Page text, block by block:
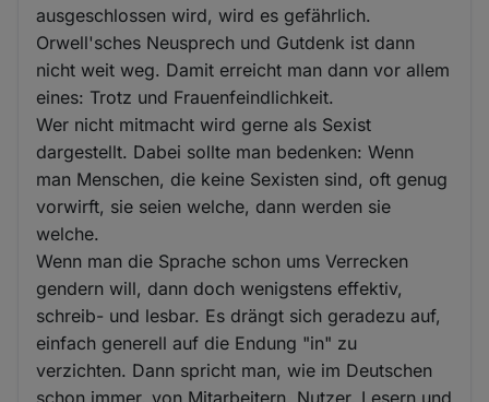
ausgeschlossen wird, wird es gefährlich.
Orwell'sches Neusprech und Gutdenk ist dann
nicht weit weg. Damit erreicht man dann vor allem
eines: Trotz und Frauenfeindlichkeit.
Wer nicht mitmacht wird gerne als Sexist
dargestellt. Dabei sollte man bedenken: Wenn
man Menschen, die keine Sexisten sind, oft genug
vorwirft, sie seien welche, dann werden sie
welche.
Wenn man die Sprache schon ums Verrecken
gendern will, dann doch wenigstens effektiv,
schreib- und lesbar. Es drängt sich geradezu auf,
einfach generell auf die Endung "in" zu
verzichten. Dann spricht man, wie im Deutschen
schon immer, von Mitarbeitern, Nutzer, Lesern und